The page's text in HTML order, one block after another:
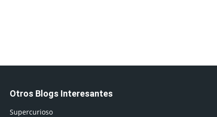
Otros Blogs Interesantes
Supercurioso